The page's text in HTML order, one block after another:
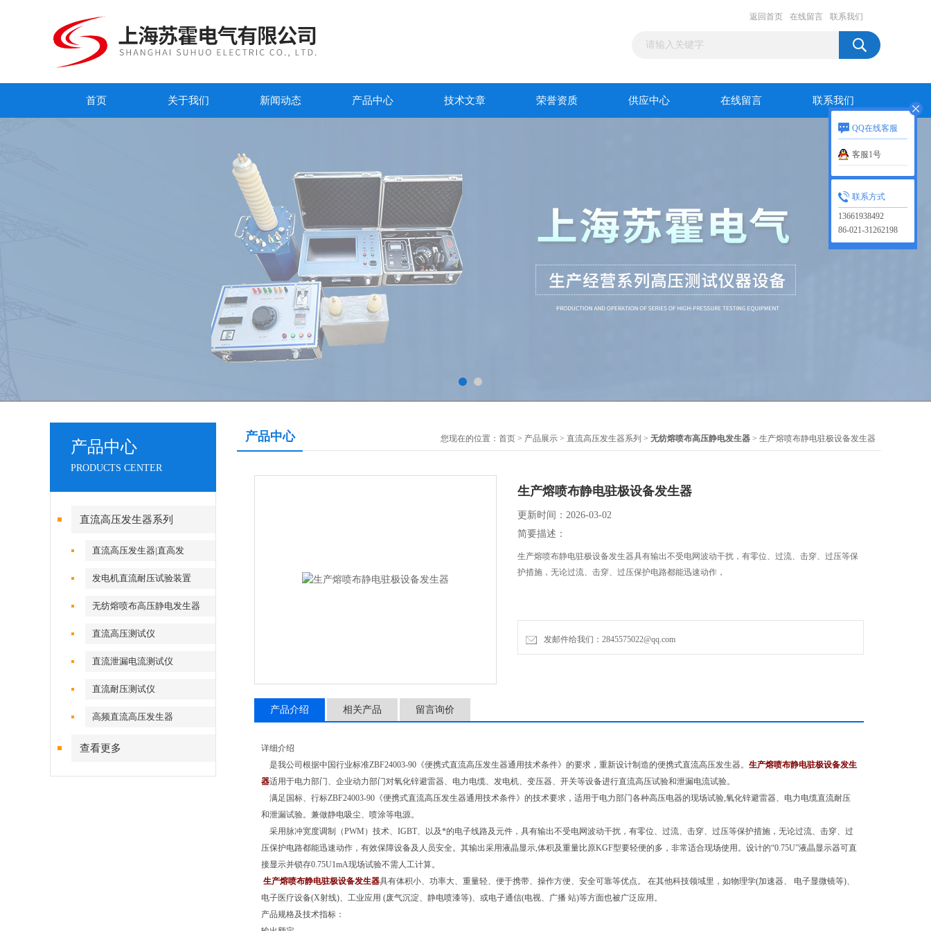
返回首页 在线留言 联系我们
首页 关于我们 新闻动态 产品中心 技术文章 荣誉资质 供应中心 在线留言 联系我们
产品中心
PRODUCTS CENTER
直流高压发生器系列
直流高压发生器|直高发
发电机直流耐压试验装置
无纺熔喷布高压静电发生器
直流高压测试仪
直流泄漏电流测试仪
直流耐压测试仪
高频直流高压发生器
查看更多
产品中心 您现在的位置： 首页 > 产品展示 > 直流高压发生器系列 > 无纺熔喷布高压静电发生器 > 生产熔喷布静电驻极设备发生器
生产熔喷布静电驻极设备发生器
更新时间：2026-03-02
简要描述：
生产熔喷布静电驻极设备发生器具有输出不受电网波动干扰，有零位、过流、击穿、过压等保
护措施，无论过流、击穿、过压保护电路都能迅速动作，
发邮件给我们：2845575022@qq.com
产品介绍 相关产品 留言询价
详细介绍
是我公司根据中国行业标准ZBF24003-90《便携式直流高压发生器通用技术条件》的要求，重新设计制造的便携式直流高压发生器。 生产熔喷布静电驻极设备发生
器适用于电力部门、企业动力部门对氧化锌避雷器、电力电缆、发电机、变压器、开关等设备进行直流高压试验和泄漏电流试验。
满足国标、行标ZBF24003-90《便携式直流高压发生器通用技术条件》的技术要求，适用于电力部门各种高压电器的现场试验,氧化锌避雷器、电力电缆直流耐压
和泄漏试验。兼做静电吸尘、喷涂等电源。
采用脉冲宽度调制（PWM）技术、IGBT、以及*的电子线路及元件，具有输出不受电网波动干扰，有零位、过流、击穿、过压等保护措施，无论过流、击穿、过
压保护电路都能迅速动作，有效保障设备及人员安全。其输出采用液晶显示,体积及重量比原KGF型要轻便的多，非常适合现场使用。设计的“0.75U”液晶显示器可直
接显示并锁存0.75U1mA现场试验不需人工计算。
生产熔喷布静电驻极设备发生器具有体积小、功率大、重量轻、便于携带、操作方便、安全可靠等优点。 在其他科技领域里，如物理学(加速器、 电子显微镜等)、
电子医疗设备(X射线)、工业应用 (废气沉淀、静电喷漆等)、或电子通信(电视、广播 站)等方面也被广泛应用。
产品规格及技术指标：
QQ在线客服
客服1号
联系方式
13661938492
86-021-31262198